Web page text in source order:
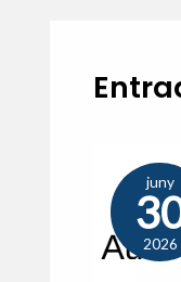
juny
2026